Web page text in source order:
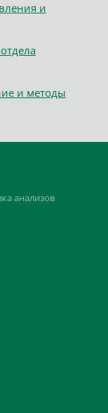
и
и методы
анализов